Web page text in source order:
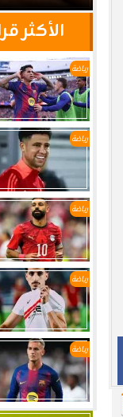
الأكثر
رياضة
رياضة
رياضة
رياضة
رياضة